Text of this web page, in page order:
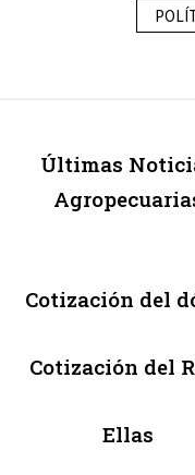
Últimas
Cotización del
Cotización del
Ellas